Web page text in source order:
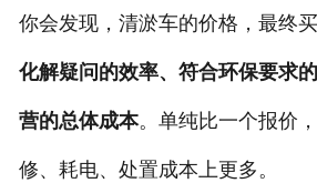
你会发现，清淤车的价格，最终
化解疑问的效率、符合环保要求
营的总体成本。单纯比一个报价
修、耗电、处置成本上更多。